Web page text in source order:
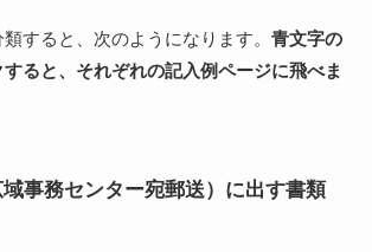
すると、次のようになります。 青文字の
ると、それぞれの記入例ページに飛べま
事務センター宛郵送）に出す書類